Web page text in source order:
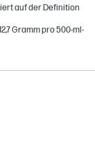
auf der Definition
Gramm pro 500-ml-